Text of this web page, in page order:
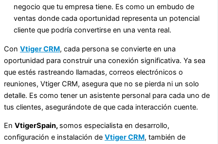
negocio que tu empresa tiene. Es como un embudo de
ventas donde cada oportunidad representa un potencial
cliente que podría convertirse en una venta real.
Con Vtiger CRM, cada persona se convierte en una
oportunidad para construir una conexión significativa. Ya sea
que estés rastreando llamadas, correos electrónicos o
reuniones, Vtiger CRM, asegura que no se pierda ni un solo
detalle. Es como tener un asistente personal para cada uno de
tus clientes, asegurándote de que cada interacción cuente.
En VtigerSpain, somos especialista en desarrollo,
configuración e instalación de Vtiger CRM, también de